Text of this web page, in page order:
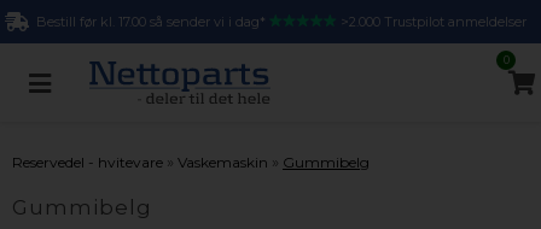
Bestill før kl. 17.00 så sender vi i dag* >2.000 Trustpilot anmeldelser
0
Reservedel - hvitevare » Vaskemaskin » Gummibelg
Gummibelg